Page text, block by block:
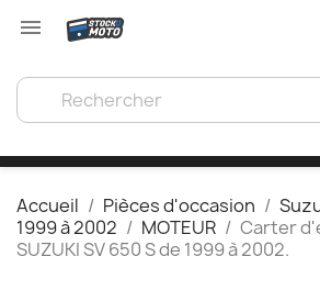

Accueil Pièces d'occasion
1999 à 2002
MOTEUR
Carter
SUZUKI SV 650 S de 1999 à 2002.